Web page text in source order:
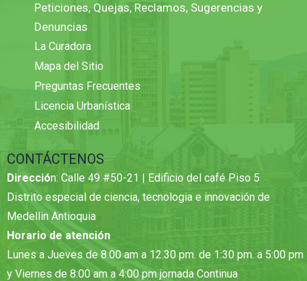
Peticiones, Quejas, Reclamos, Sugerencias y
Denuncias
La Curadora
Mapa del Sitio
Preguntas Frecuentes
Licencia Urbanística
Accesibilidad
CONTÁCTENOS
Dirección: Calle 49 #50-21 | Edificio del café Piso 5
Distrito especial de ciencia, tecnologia e innovación de
Medellin Antioquia
Horario de atención
Lunes a Jueves de 8:00 am a 12.30 pm. de 1:30 pm. a 5:00 pm
y Viernes de 8:00 am a 4:00 pm jornada Continua